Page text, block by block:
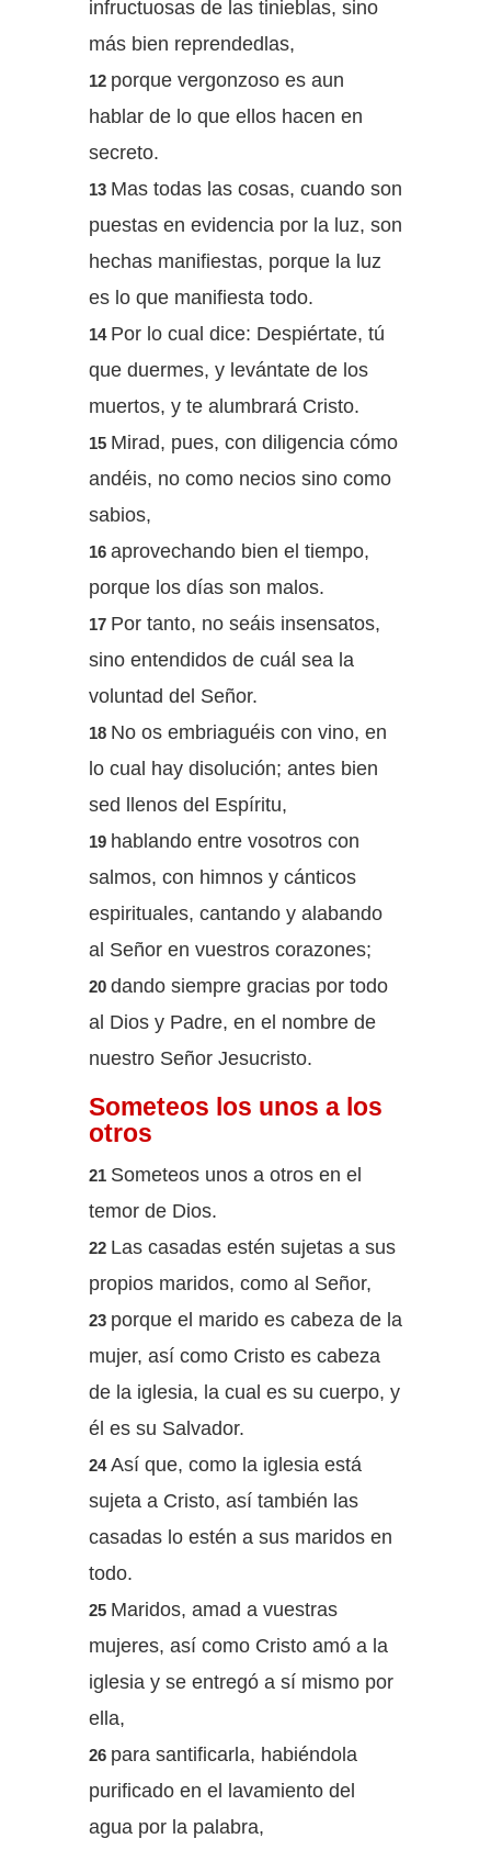
infructuosas de las tinieblas, sino
más bien reprendedlas,
12 porque vergonzoso es aun
hablar de lo que ellos hacen en
secreto.
13 Mas todas las cosas, cuando son
puestas en evidencia por la luz, son
hechas manifiestas, porque la luz
es lo que manifiesta todo.
14 Por lo cual dice: Despiértate, tú
que duermes, y levántate de los
muertos, y te alumbrará Cristo.
15 Mirad, pues, con diligencia cómo
andéis, no como necios sino como
sabios,
16 aprovechando bien el tiempo,
porque los días son malos.
17 Por tanto, no seáis insensatos,
sino entendidos de cuál sea la
voluntad del Señor.
18 No os embriaguéis con vino, en
lo cual hay disolución; antes bien
sed llenos del Espíritu,
19 hablando entre vosotros con
salmos, con himnos y cánticos
espirituales, cantando y alabando
al Señor en vuestros corazones;
20 dando siempre gracias por todo
al Dios y Padre, en el nombre de
nuestro Señor Jesucristo.
Someteos los unos a los
otros
21 Someteos unos a otros en el
temor de Dios.
22 Las casadas estén sujetas a sus
propios maridos, como al Señor,
23 porque el marido es cabeza de la
mujer, así como Cristo es cabeza
de la iglesia, la cual es su cuerpo, y
él es su Salvador.
24Así que, como la iglesia está
sujeta a Cristo, así también las
casadas lo estén a sus maridos en
todo.
25 Maridos, amad a vuestras
mujeres, así como Cristo amó a la
iglesia y se entregó a sí mismo por
ella,
26 para santificarla, habiéndola
purificado en el lavamiento del
agua por la palabra,